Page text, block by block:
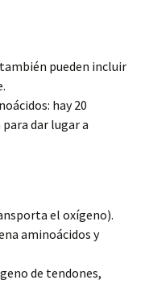
también pueden incluir
hay 20
dar lugar a
el oxígeno).
aminoácidos y
de tendones,